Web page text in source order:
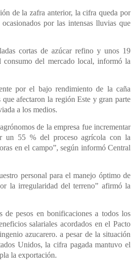
de la zafra anterior, la cifra queda por
por las intensas lluvias que
cortas de azúcar refino y unos 19
consumo del mercado local, informó la
por el bajo rendimiento de la caña
afectaron la región Este y gran parte
a los medios.
de la empresa fue incrementar
un 55 % del proceso agrícola con la
en el campo”, según informó Central
personal para el manejo óptimo de
la irregularidad del terreno” afirmó la
pesos en bonificaciones a todos los
salariales acordados en el Pacto
azucarero. a pesar de la situación
Unidos, la cifra pagada mantuvo el
la exportación.